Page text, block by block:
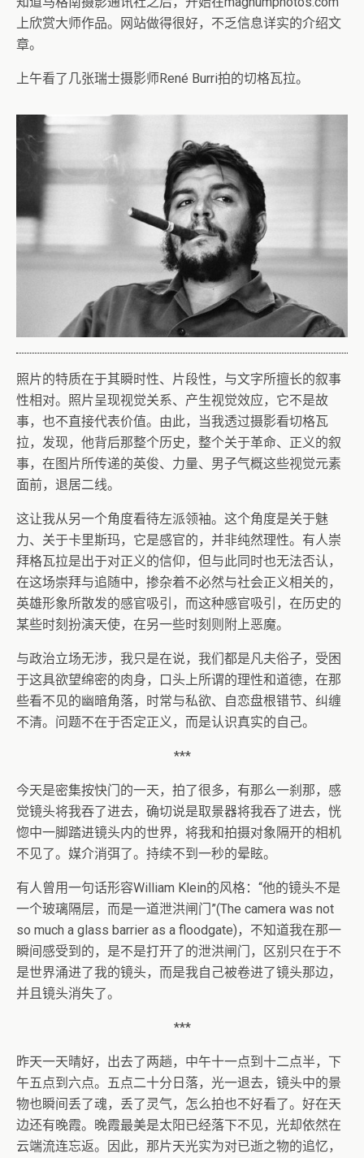
上欣赏大师作品。网站做得很好，不乏信息详实的介绍文
章。
上午看了几张瑞士摄影师René Burri拍的切格瓦拉。
照片的特质在于其瞬时性、片段性，与文字所擅长的叙事
性相对。照片呈现视觉关系、产生视觉效应，它不是故
事，也不直接代表价值。由此，当我透过摄影看切格瓦
拉，发现，他背后那整个历史，整个关于革命、正义的叙
事，在图片所传递的英俊、力量、男子气概这些视觉元素
面前，退居二线。
这让我从另一个角度看待左派领袖。这个角度是关于魅
力、关于卡里斯玛，它是感官的，并非纯然理性。有人崇
拜格瓦拉是出于对正义的信仰，但与此同时也无法否认，
在这场崇拜与追随中，掺杂着不必然与社会正义相关的，
英雄形象所散发的感官吸引，而这种感官吸引，在历史的
某些时刻扮演天使，在另一些时刻则附上恶魔。
与政治立场无涉，我只是在说，我们都是凡夫俗子，受困
于这具欲望绵密的肉身，口头上所谓的理性和道德，在那
些看不见的幽暗角落，时常与私欲、自恋盘根错节、纠缠
不清。问题不在于否定正义，而是认识真实的自己。
***
今天是密集按快门的一天，拍了很多，有那么一刹那，感
觉镜头将我吞了进去，确切说是取景器将我吞了进去，恍
惚中一脚踏进镜头内的世界，将我和拍摄对象隔开的相机
不见了。媒介消弭了。持续不到一秒的晕眩。
有人曾用一句话形容William Klein的风格：“他的镜头不是
一个玻璃隔层，而是一道泄洪闸门”(The camera was not
so much a glass barrier as a floodgate)，不知道我在那一
瞬间感受到的，是不是打开了的泄洪闸门，区别只在于不
是世界涌进了我的镜头，而是我自己被卷进了镜头那边，
并且镜头消失了。
***
昨天一天晴好，出去了两趟，中午十一点到十二点半，下
午五点到六点。五点二十分日落，光一退去，镜头中的景
物也瞬间丢了魂，丢了灵气，怎么拍也不好看了。好在天
边还有晚霞。晚霞最美是太阳已经落下不见，光却依然在
云端流连忘返。因此，那片天光实为对已逝之物的追忆，